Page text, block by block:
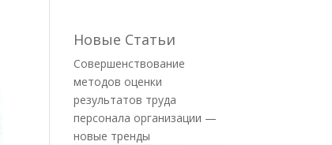
Новые Статьи
Совершенствование
методов оценки
результатов труда
персонала организации —
новые тренды